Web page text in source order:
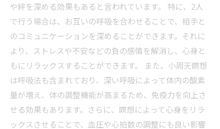
や絆を深める効果もあると言われています。 特に、2人
で行う場合は、お互いの呼吸を合わせることで、相手と
のコミュニケーションを深めることができます。それに
より、ストレスや不安などの負の感情を解消し、心身と
もにリラックスすることができます。 また、小周天瞑想
は呼吸法も含まれており、深い呼吸によって体内の酸素
量が増え、体の調整機能が高まるため、免疫力を向上さ
せる効果もあります。さらに、瞑想によって心身をリラ
ックスさせることで、血圧や心拍数の調整にも良い影響